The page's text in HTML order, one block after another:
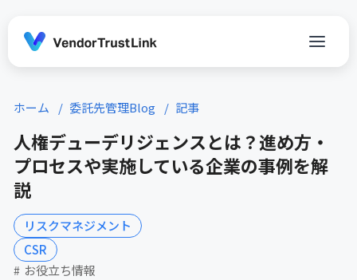
ホーム 委託先管理Blog 記事
人権デューデリジェンスとは？進め方・
プロセスや実施している企業の事例を解
説
リスクマネジメント
CSR
お役立ち情報